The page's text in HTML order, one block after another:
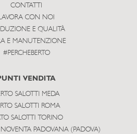
CONTATTI
CON NOI
E QUALITÀ
E MANUTENZIONE
#PERCHEBERTO
VENDITA
SALOTTI MEDA
SALOTTI ROMA
SALOTTI TORINO
NOVENTA PADOVANA (PADOVA)